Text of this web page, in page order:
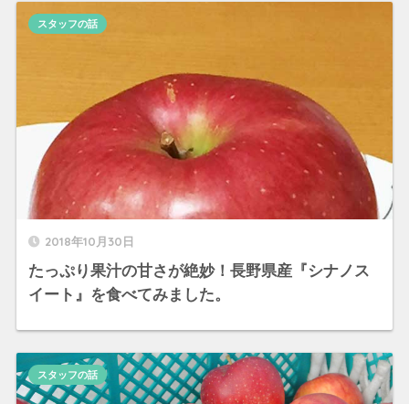
2018年10月30日
たっぷり果汁の甘さが絶妙！長野県産『シナノス
イート』を食べてみました。
スタッフの話
スタッフの話